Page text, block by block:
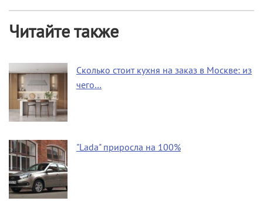
Читайте также
Сколько стоит кухня на заказ в Москве: из
чего…
"Lada" приросла на 100%